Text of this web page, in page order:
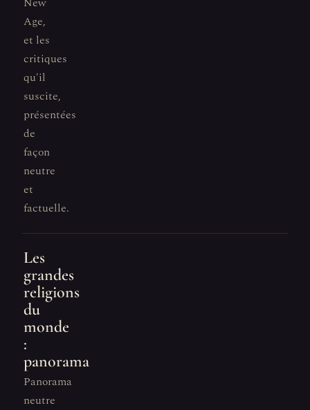
Age,
et les
critiques
qu'il
suscite,
présentées
de
façon
neutre
et
factuelle.
Les
grandes
religions
du
monde
:
panorama
Panorama
neutre